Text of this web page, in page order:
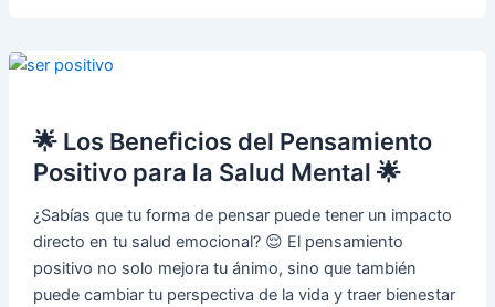
Fobias
Relaciones
Sociales
Cómo
Superarlas
🌟 Los Beneficios del Pensamiento
Positivo para la Salud Mental 🌟
¿Sabías que tu forma de pensar puede tener un impacto
directo en tu salud emocional? 😌 El pensamiento
positivo no solo mejora tu ánimo, sino que también
puede cambiar tu perspectiva de la vida y traer bienestar